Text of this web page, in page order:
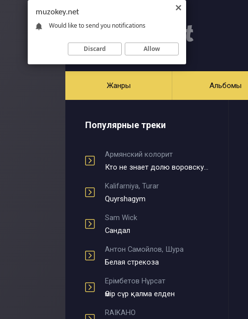
Жанры Альбомы
Популярные треки
Армянский колорит
Кто не знает долю воровскую
Kalifarniya, Turar
Quyrshagym
Sam Wick
Сандал
Антон Самойлов, Шура
Белая стрекоза
Ерімбетов Нұрсат
Өмір сүр қалма елден
RAIKAHO
muzokey.net
Would like to send you notifications
Discard Allow